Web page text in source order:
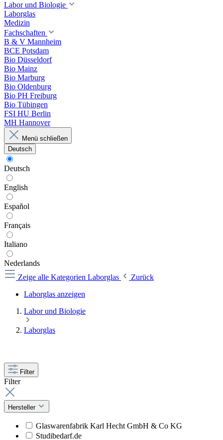
Labor und Biologie
Laborglas
Medizin
Fachschaften
B & V Mannheim
BCE Potsdam
Bio Düsseldorf
Bio Mainz
Bio Marburg
Bio Oldenburg
Bio PH Freiburg
Bio Tübingen
FSI HU Berlin
MH Hannover
Menü schließen
Deutsch
Deutsch
English
Español
Français
Italiano
Nederlands
Zeige alle Kategorien Laborglas
Zurück
Laborglas anzeigen
Labor und Biologie
Laborglas
Filter
Filter
Hersteller
Glaswarenfabrik Karl Hecht GmbH & Co KG
Studibedarf.de